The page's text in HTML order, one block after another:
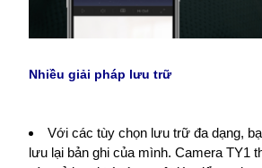
Nhiều giải pháp lưu trữ
Với các tùy chọn lưu trữ đa dạng,
lưu lại bản ghi của mình. Camera TY1